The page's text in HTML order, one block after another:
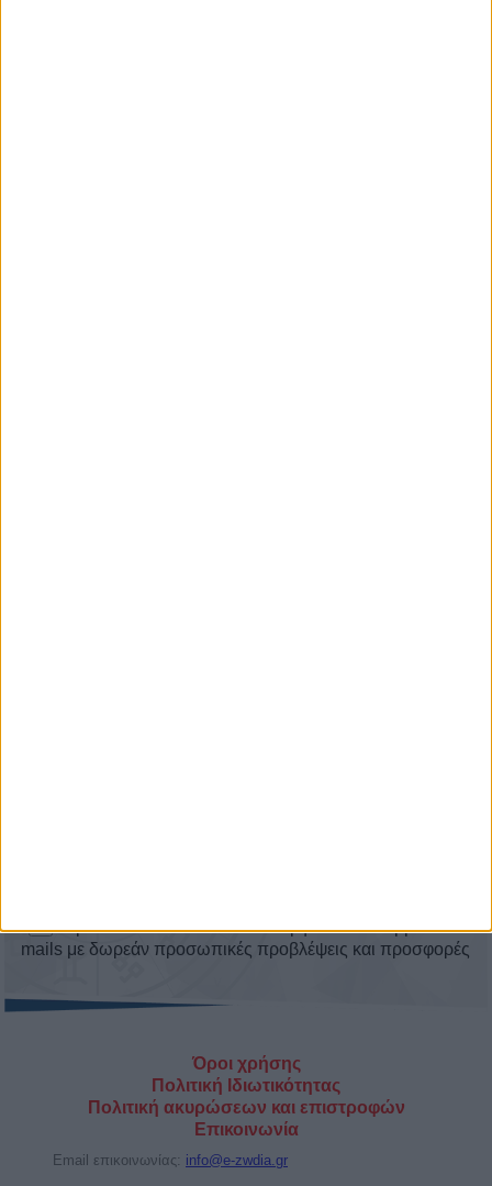
Είμαι άνω των 18 ετών και συμφωνώ να λαμβάνω e-
mails με δωρεάν προσωπικές προβλέψεις και προσφορές
Όροι χρήσης
Πολιτική Ιδιωτικότητας
Πολιτική ακυρώσεων και επιστροφών
Επικοινωνία
Email επικοινωνίας: info@e-zwdia.gr